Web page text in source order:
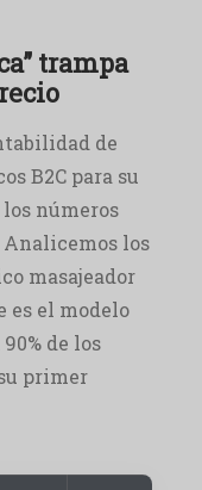
trampa
de
B2C para su
números
los
masajeador
es el modelo
de los
primer